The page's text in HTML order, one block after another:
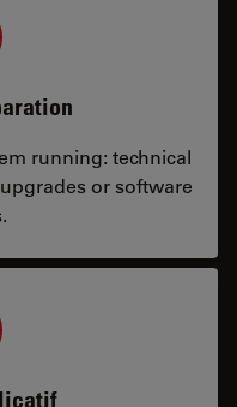
running: technical
or software